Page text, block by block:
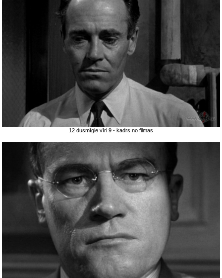
12 dusmīgie vīri 9 - kadrs no filmas